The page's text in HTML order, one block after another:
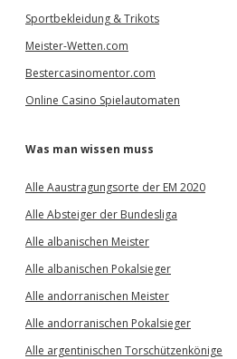
Sportbekleidung & Trikots
Meister-Wetten.com
Bestercasinomentor.com
Online Casino Spielautomaten
Was man wissen muss
Alle Aaustragungsorte der EM 2020
Alle Absteiger der Bundesliga
Alle albanischen Meister
Alle albanischen Pokalsieger
Alle andorranischen Meister
Alle andorranischen Pokalsieger
Alle argentinischen Torschützenkönige